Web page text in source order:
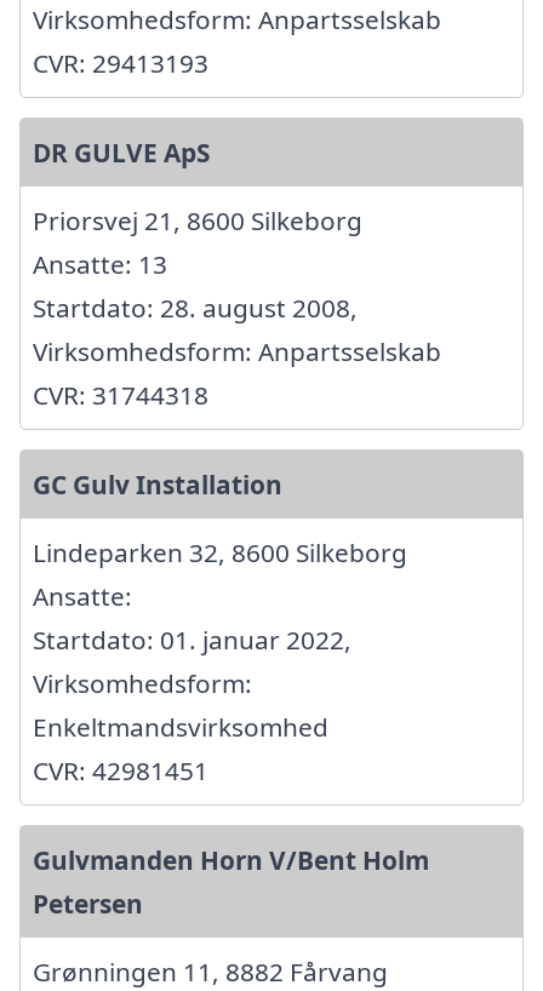
Virksomhedsform: Anpartsselskab
CVR: 29413193
DR GULVE ApS
Priorsvej 21, 8600 Silkeborg
Ansatte: 13
Startdato: 28. august 2008,
Virksomhedsform: Anpartsselskab
CVR: 31744318
GC Gulv Installation
Lindeparken 32, 8600 Silkeborg
Ansatte:
Startdato: 01. januar 2022,
Virksomhedsform:
Enkeltmandsvirksomhed
CVR: 42981451
Gulvmanden Horn V/Bent Holm
Petersen
Grønningen 11, 8882 Fårvang